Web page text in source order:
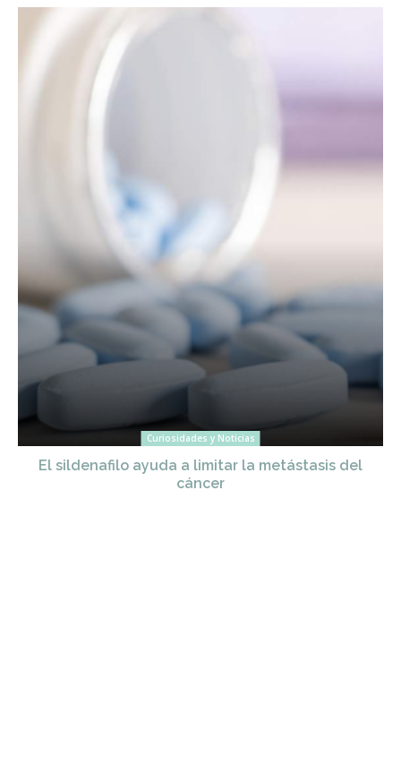
Curiosidades y Noticias
El sildenafilo ayuda a limitar la metástasis del
cáncer